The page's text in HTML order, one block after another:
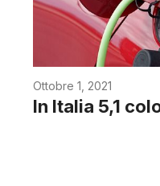
Ottobre 1, 2021
In Italia 5,1